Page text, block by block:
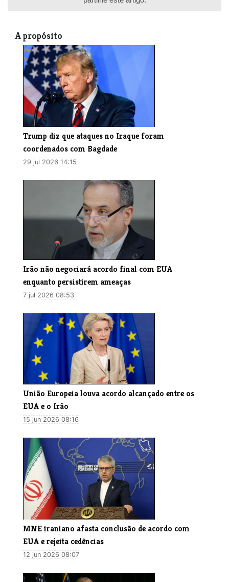
A propósito
Trump diz que ataques no Iraque foram
coordenados com Bagdade
29 jul 2026 14:15
Irão não negociará acordo final com EUA
enquanto persistirem ameaças
7 jul 2026 08:53
União Europeia louva acordo alcançado entre os
EUA e o Irão
15 jun 2026 08:16
MNE iraniano afasta conclusão de acordo com
EUA e rejeita cedências
12 jun 2026 08:07